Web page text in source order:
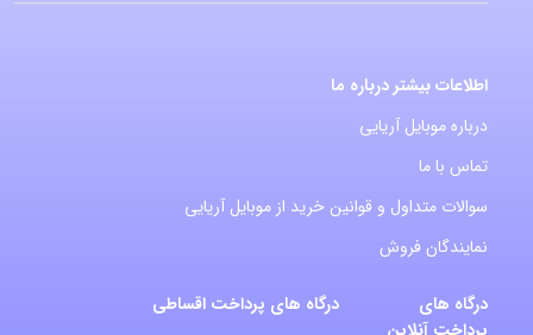
اطلاعات بیشتر درباره ما
درباره موبایل آریایی
تماس با ما
سوالات متداول و قوانین خرید از موبایل آریایی
نمایندگان فروش
درگاه های
درگاه های پرداخت اقساطی